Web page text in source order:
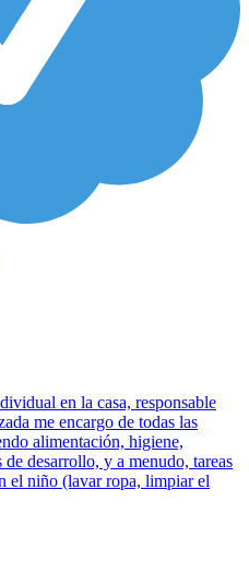
en la casa, responsable
me encargo de todas las
alimentación, higiene,
desarrollo, y a menudo, tareas
el niño (lavar ropa, limpiar el